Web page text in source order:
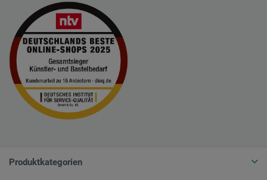
Produktkategorien